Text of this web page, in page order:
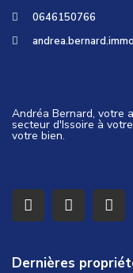
0646150766
Andréa Bernard, votre
secteur d'Issoire à
votre bien.
Dernières